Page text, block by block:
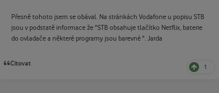
Přesně tohoto jsem se obával. Na stránkách Vodafone u popisu STB
jsou v podstatě informace že "STB obsahuje tlačítko Netflix, baterie
do ovladače a některé programy jsou barevné ". Jarda
Citovat 1